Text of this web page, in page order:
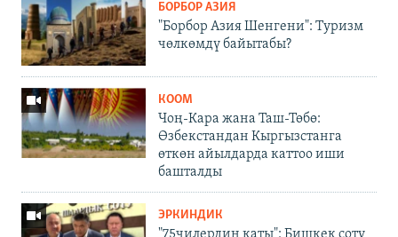
БОРБОР АЗИЯ
"Борбор Азия Шенгени": Туризм
чөлкөмдү байытабы?
КООМ
Чоң-Кара жана Таш-Төбө:
Өзбекстандан Кыргызстанга
өткөн айылдарда каттоо иши
башталды
ЭРКИНДИК